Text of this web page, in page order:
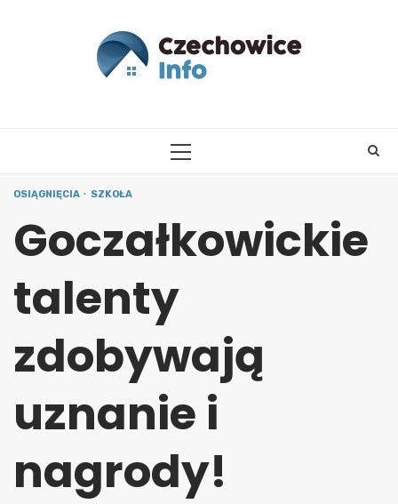
PRIMARY
OSIĄGNIĘCIA SZKOŁA
Goczałkowickie
talenty
zdobywają
uznanie i
nagrody!